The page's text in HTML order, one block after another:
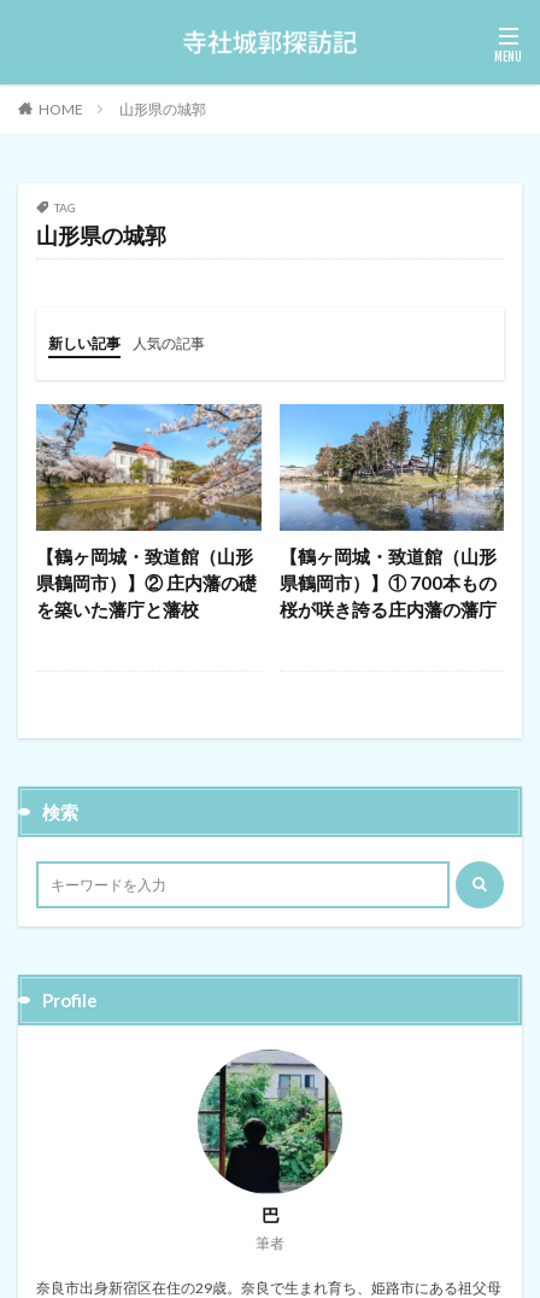
HOME 山形県の城郭
TAG
山形県の城郭
新しい記事 人気の記事
【鶴ヶ岡城・致道館（山形
県鶴岡市）】② 庄内藩の礎
を築いた藩庁と藩校
【鶴ヶ岡城・致道館（山形
県鶴岡市）】① 700本もの
桜が咲き誇る庄内藩の藩庁
検索
Profile
巴
筆者
奈良市出身新宿区在住の29歳。奈良で生まれ育ち、姫路市にある祖父母